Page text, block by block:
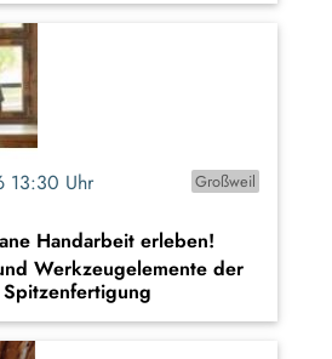
13:30 Uhr
Großweil
Handarbeit erleben!
Werkzeugelemente der